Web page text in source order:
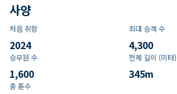
사양
처음 취항
2024
최대 승객 수
4,300
승무원 수
1,600
전체 길이 (미터)
345m
총 톤수